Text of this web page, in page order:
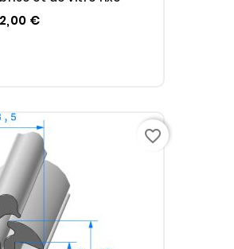
€
favorite_border